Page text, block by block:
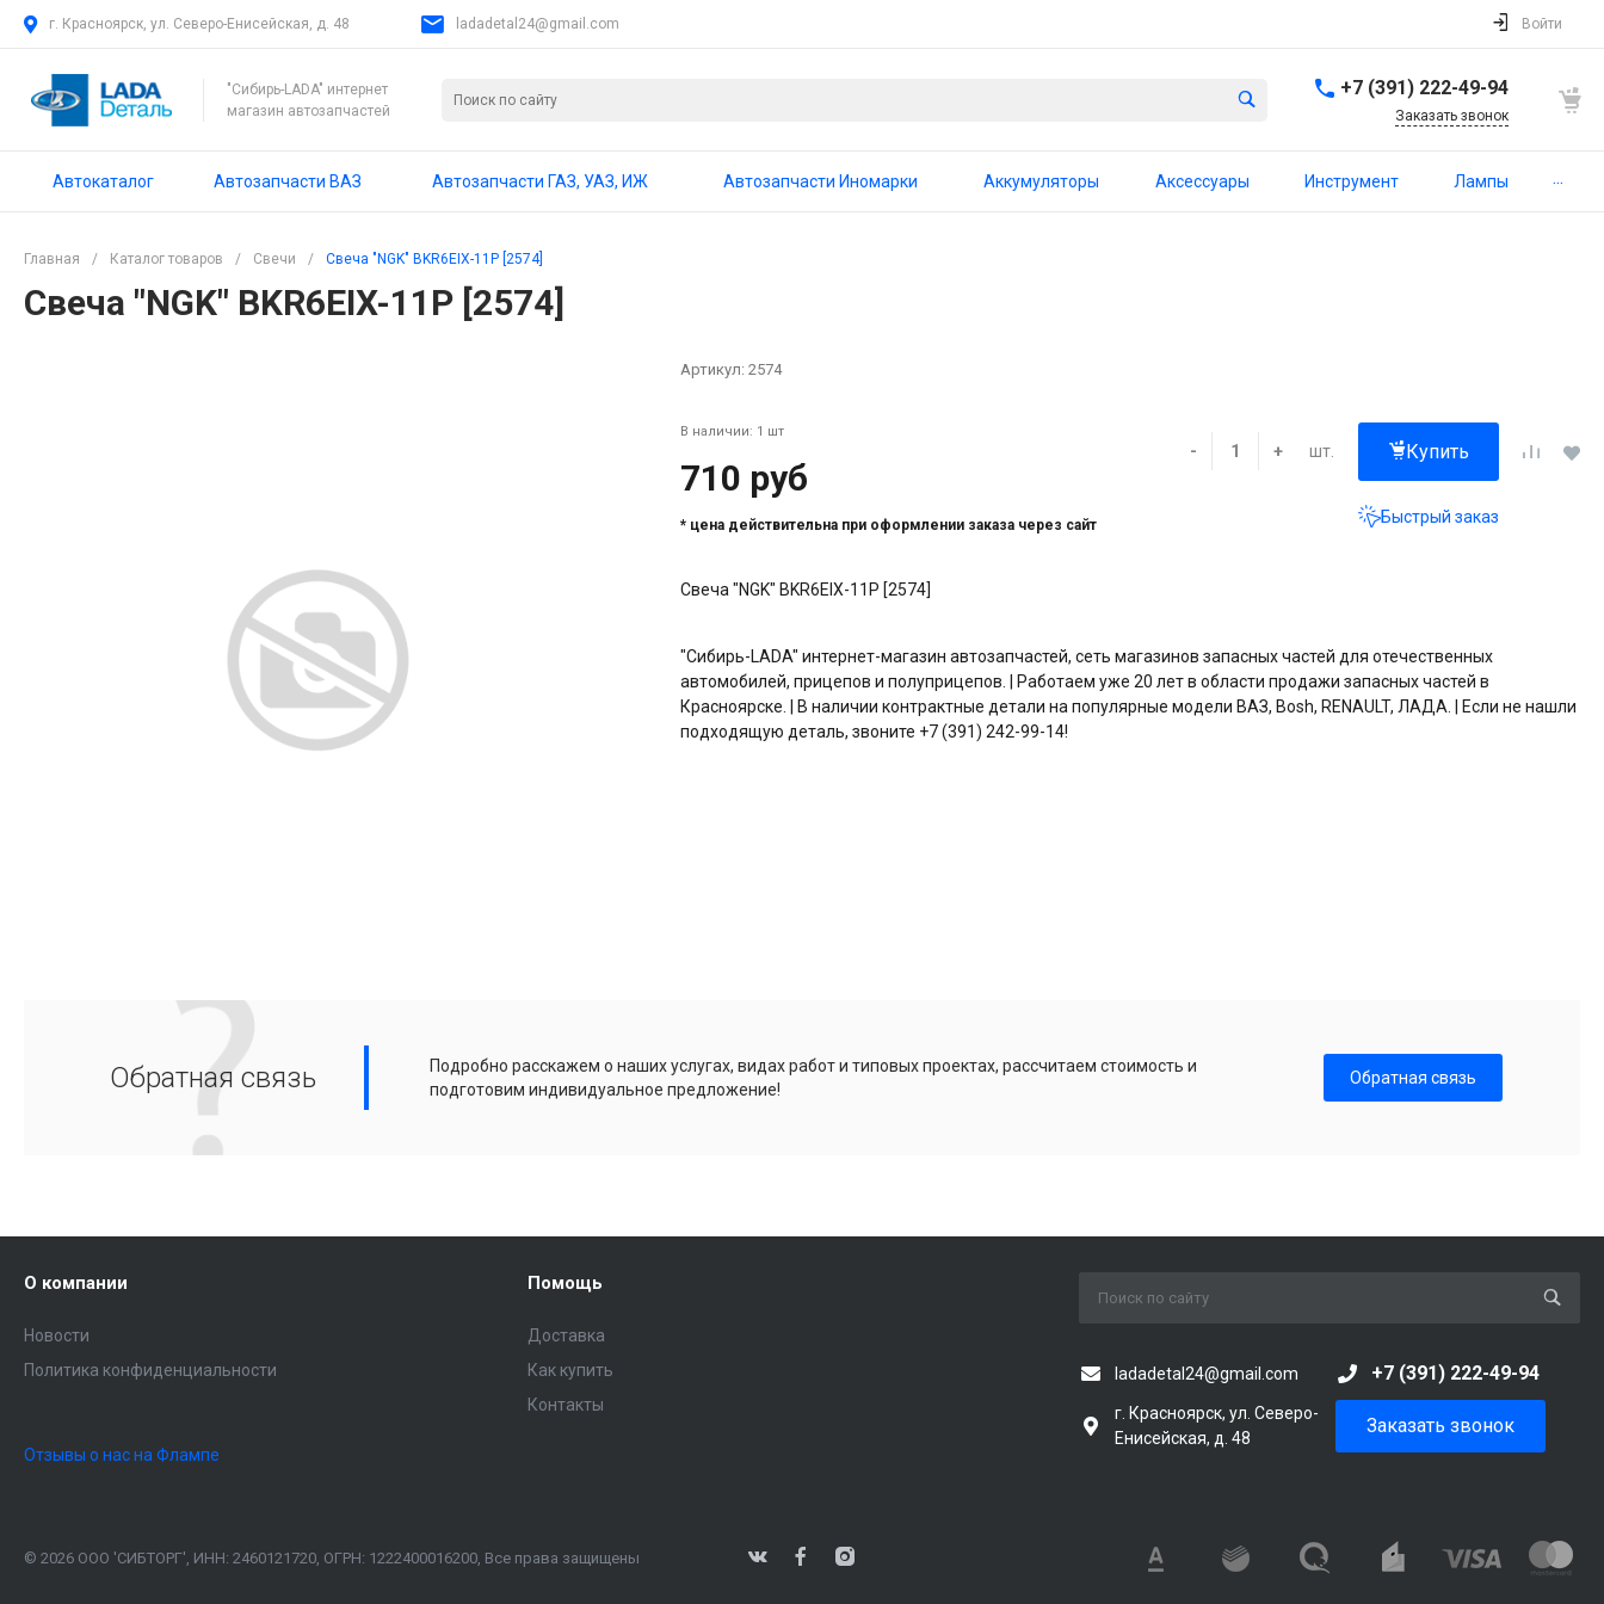
г. Красноярск, ул. Северо-Енисейская, д. 48 ladadetal24@gmail.com Войти
"Сибирь-LADA" интернет
магазин автозапчастей
+7 (391) 222-49-94
Заказать звонок
Автокаталог Автозапчасти ВАЗ Автозапчасти ГАЗ, УАЗ, ИЖ Автозапчасти Иномарки Аккумуляторы Аксессуары Инструмент Лампы ...
Главная / Каталог товаров / Свечи / Свеча "NGK" BKR6EIX-11Р [2574]
Свеча "NGK" BKR6EIX-11Р [2574]
Артикул: 2574
В наличии: 1 шт
710 руб
* цена действительна при оформлении заказа через сайт
- + шт. Купить
Быстрый заказ
Свеча "NGK" BKR6EIX-11Р [2574]
"Сибирь-LADA" интернет-магазин автозапчастей, сеть магазинов запасных частей для отечественных
автомобилей, прицепов и полуприцепов. | Работаем уже 20 лет в области продажи запасных частей в
Красноярске. | В наличии контрактные детали на популярные модели ВАЗ, Bosh, RENAULT, ЛАДА. | Если не нашли
подходящую деталь, звоните +7 (391) 242-99-14!
Обратная связь
Подробно расскажем о наших услугах, видах работ и типовых проектах, рассчитаем стоимость и
подготовим индивидуальное предложение!
Обратная связь
О компании
Новости
Политика конфиденциальности
Помощь
Доставка
Как купить
Контакты
Отзывы о нас на Флампе
ladadetal24@gmail.com +7 (391) 222-49-94
г. Красноярск, ул. Северо-
Енисейская, д. 48
Заказать звонок
© 2026 ООО 'СИБТОРГ', ИНН: 2460121720, ОГРН: 1222400016200, Все права защищены